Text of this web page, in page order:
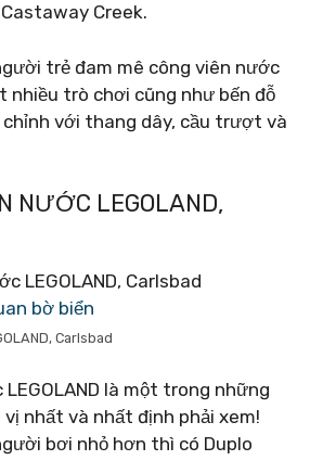
Creek.
trẻ đam mê công viên nước
nhiều trò chơi cũng như bến đỗ
với thang dây, cầu trượt và
NƯỚC LEGOLAND,
bờ biển
Carlsbad
là một trong những
nhất và nhất định phải xem!
bơi nhỏ hơn thì có Duplo